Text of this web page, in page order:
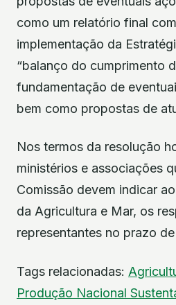
como um relatório final
implementação da
“balanço do cumprimento
fundamentação de
bem como propostas de
Nos termos da resolução
ministérios e associações
Comissão devem indicar
da Agricultura e Mar, os
representantes no prazo
Tags relacionadas:
Produção Nacional